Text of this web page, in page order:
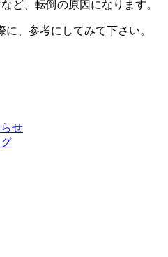
ど、転倒の原因になります。
、参考にしてみて下さい。
せ